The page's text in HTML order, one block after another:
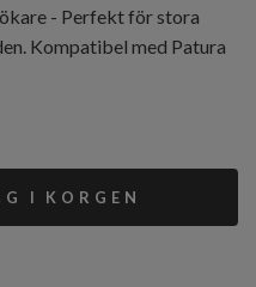
- Perfekt för stora
Kompatibel med Patura
I KORGEN